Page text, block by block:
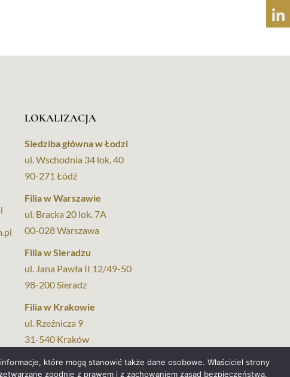
LOKALIZACJA
Siedziba główna w Łodzi
ul. Wschodnia 34 lok. 40
90-271 Łódź
Filia w Warszawie
ul. Bracka 20 lok. 7A
00-028 Warszawa
Filia w Sieradzu
ul. Jana Pawła II 12/49-50
98-200 Sieradz
Filia w Krakowie
ul. Rzeźnicza 9
31-540 Kraków
które mogą stanowić także dane osobowe. Właściciel strony
zgodnie z prawem i z zachowaniem zasad bezpieczeństwa.